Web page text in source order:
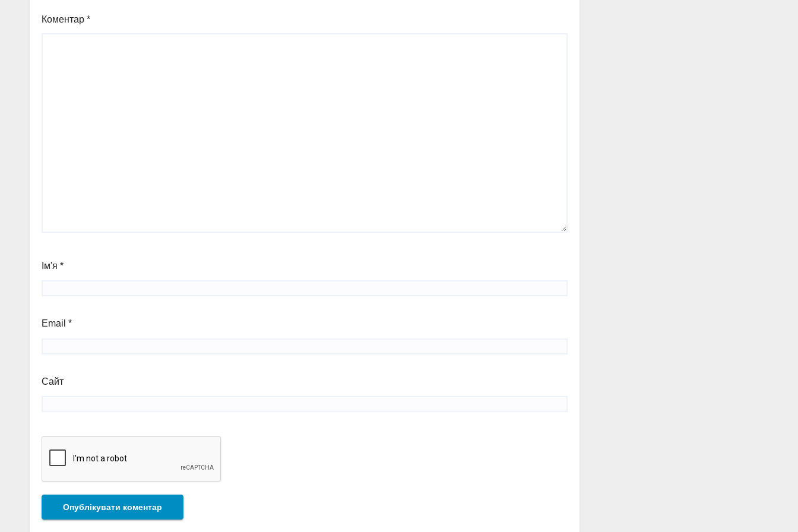
Коментар *
Ім'я *
Email *
Сайт